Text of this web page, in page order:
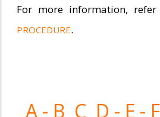
For more information,
PROCEDURE.
A - B C D - E - F